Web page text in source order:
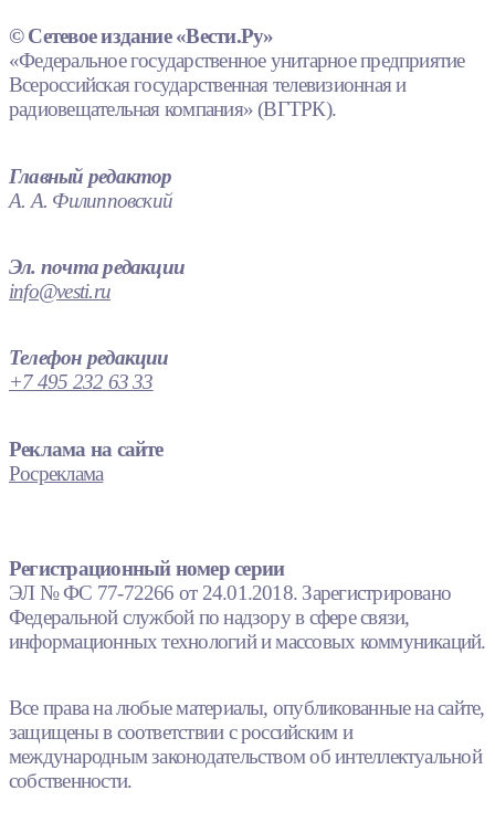
© Сетевое издание «Вести.Ру»
«Федеральное государственное унитарное предприятие
Всероссийская государственная телевизионная и
радиовещательная компания» (ВГТРК).
Главный редактор
А. А. Филипповский
Эл. почта редакции
info@vesti.ru
Телефон редакции
+7 495 232 63 33
Реклама на сайте
Росреклама
Регистрационный номер серии
ЭЛ № ФС 77-72266 от 24.01.2018. Зарегистрировано
Федеральной службой по надзору в сфере связи,
информационных технологий и массовых коммуникаций.
Все права на любые материалы, опубликованные на сайте,
защищены в соответствии с российским и
международным законодательством об интеллектуальной
собственности.